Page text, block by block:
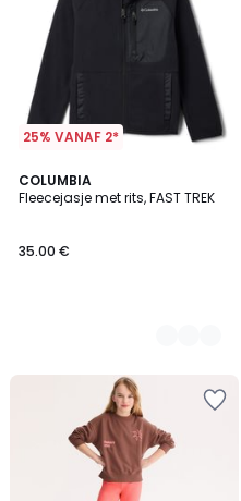
25% VANAF 2*
COLUMBIA
Fleecejasje met rits, FAST TREK
35.00 €
3
Kleuren